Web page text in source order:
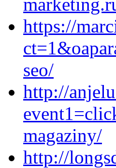
https://
seo/
http://
magaziny/
http://